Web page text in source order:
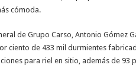
cómoda.
de Grupo Carso, Antonio Gómez
ciento de 433 mil durmientes
para riel en sitio, además de